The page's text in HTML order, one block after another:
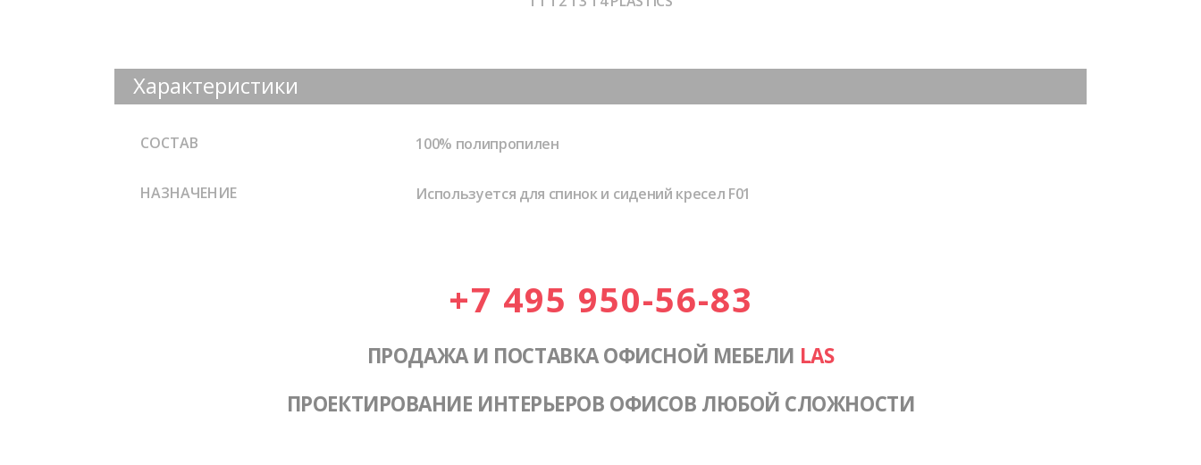
Характеристики
СОСТАВ 100% полипропилен
НАЗНАЧЕНИЕ Используется для спинок и сидений кресел F01
+7 495 950-56-83
ПРОДАЖА И ПОСТАВКА ОФИСНОЙ МЕБЕЛИ LAS
ПРОЕКТИРОВАНИЕ ИНТЕРЬЕРОВ ОФИСОВ ЛЮБОЙ СЛОЖНОСТИ